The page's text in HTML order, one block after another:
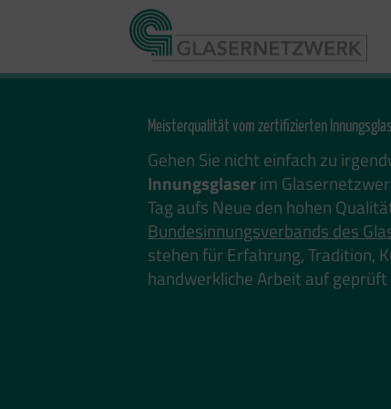
Meisterqualität vom zertifizierten
Gehen Sie nicht einfach zu
Innungsglaserim
Tag aufs Neue den hohen
Bundesinnungsverbands des
stehen für Erfahrung, Tradition,
handwerkliche Arbeit auf